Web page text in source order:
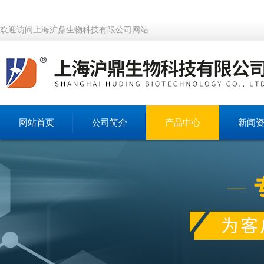
欢迎访问上海沪鼎生物科技有限公司网站
网站首页 公司简介 产品中心 新闻